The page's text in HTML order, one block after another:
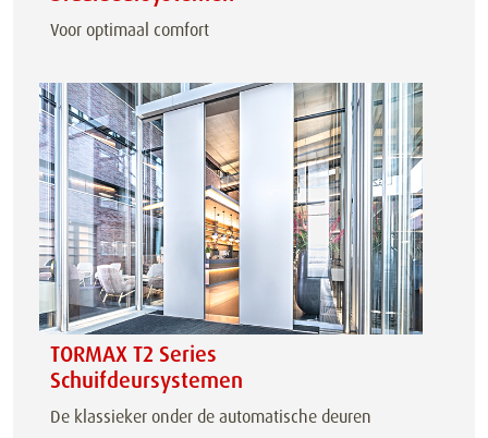
Voor optimaal comfort
TORMAX T2 Series
Schuifdeursystemen
De klassieker onder de automatische deuren